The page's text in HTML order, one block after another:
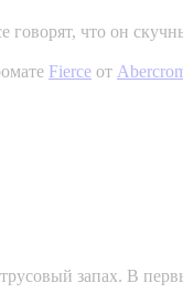
говорят, что он
Fierce от
запах. В